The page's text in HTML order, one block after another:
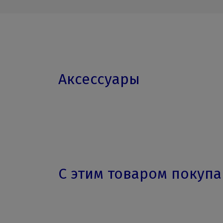
Аксессуары
С этим товаром